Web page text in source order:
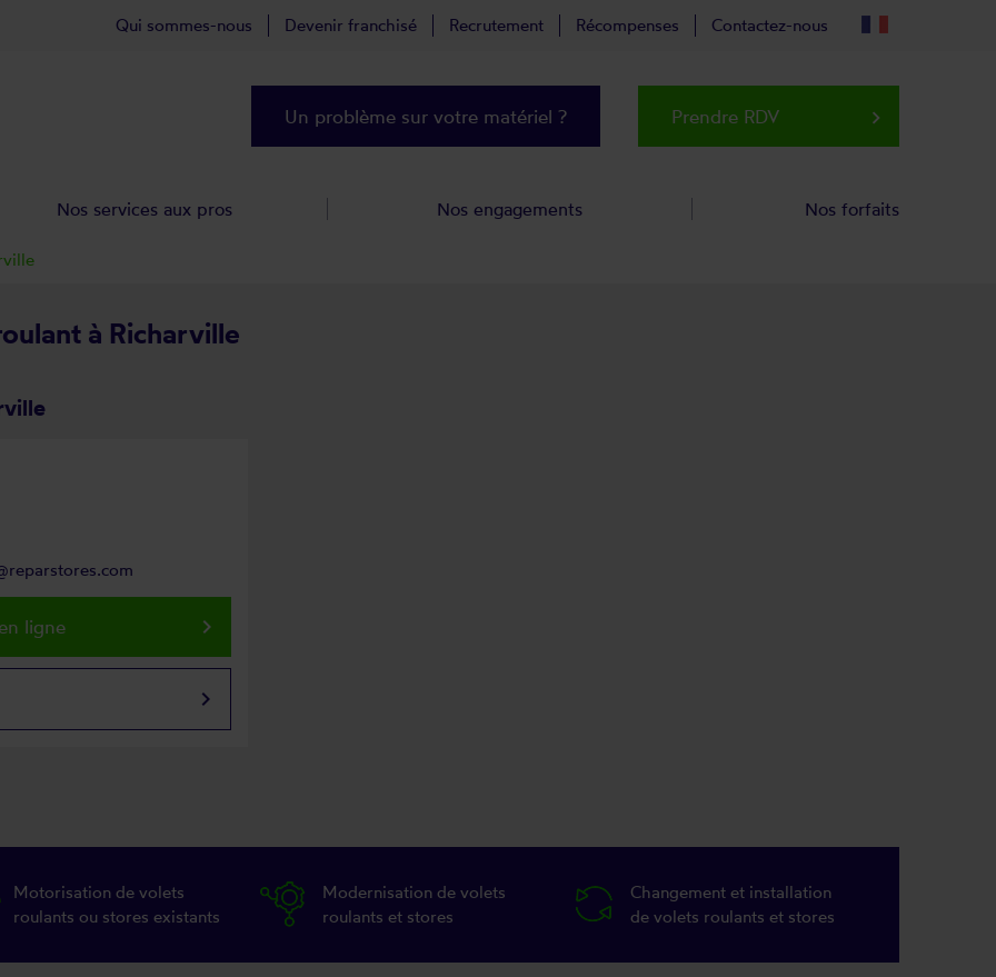
à Richarville
ligne keyboard_arrow_right
keyboard_arrow_right
Motorisation de volets
roulants ou stores existants
Modernisation de volets
roulants et stores
Changement et installation
de volets roulants et stores
Qui sommes-nous Devenir franchisé Recrutement Récompenses Contactez-nous
Un problème sur votre matériel ? Prendre RDV keyboard_arrow_right
Nos services aux pros Nos engagements Nos forfaits